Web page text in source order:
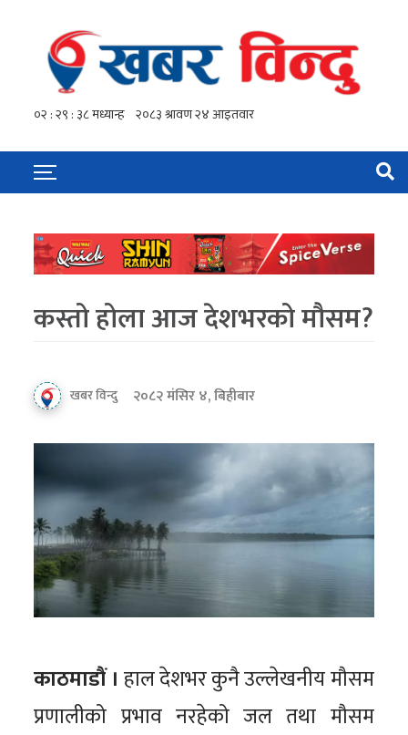
कस्तो होला आज देशभरको मौसम?
खबर विन्दु २०८२ मंसिर ४, बिहीबार
काठमाडौं । हाल देशभर कुनै उल्लेखनीय मौसम
प्रणालीको प्रभाव नरहेको जल तथा मौसम